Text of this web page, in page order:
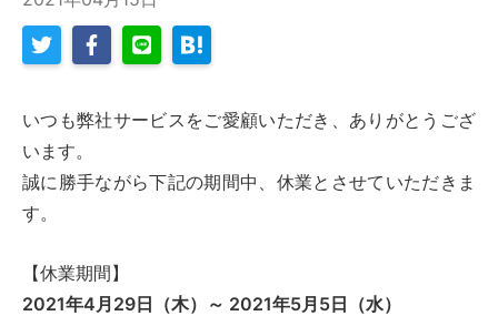
いつも弊社サービスをご愛顧いただき、ありがとうござ
います。
誠に勝手ながら下記の期間中、休業とさせていただきま
す。
【休業期間】
2021年4月29日（木）～ 2021年5月5日（水）